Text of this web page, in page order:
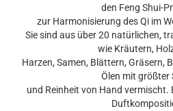
den Feng Shui-
zur Harmonisierung des Qi im
Sie sind aus über 20 natürlichen,
wie Kräutern,
Harzen, Samen, Blättern, Gräsern,
Ölen mit größter
und Reinheit von Hand vermischt.